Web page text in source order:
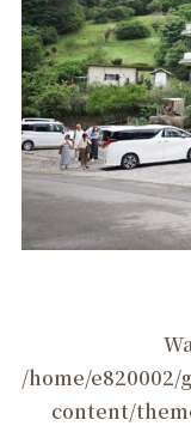
/home/
content/